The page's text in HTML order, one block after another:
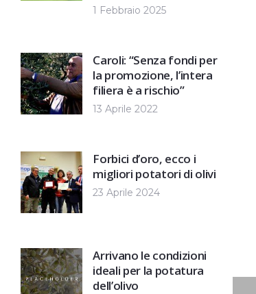
1 Febbraio 2025
Caroli: “Senza fondi per
la promozione, l’intera
filiera è a rischio”
13 Aprile 2022
Forbici d’oro, ecco i
migliori potatori di olivi
23 Aprile 2024
Arrivano le condizioni
ideali per la potatura
dell’olivo